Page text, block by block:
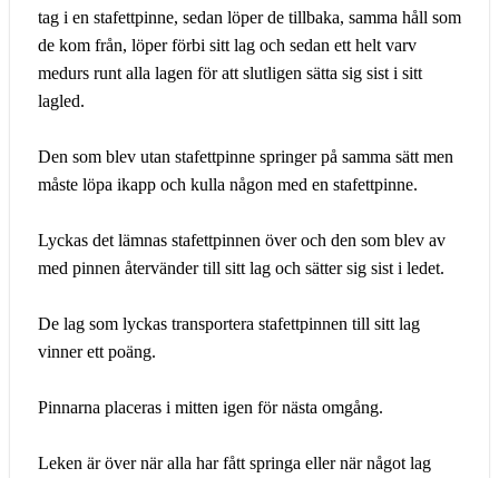
tag i en stafettpinne, sedan löper de tillbaka, samma håll som
de kom från, löper förbi sitt lag och sedan ett helt varv
medurs runt alla lagen för att slutligen sätta sig sist i sitt
lagled.
Den som blev utan stafettpinne springer på samma sätt men
måste löpa ikapp och kulla någon med en stafettpinne.
Lyckas det lämnas stafettpinnen över och den som blev av
med pinnen återvänder till sitt lag och sätter sig sist i ledet.
De lag som lyckas transportera stafettpinnen till sitt lag
vinner ett poäng.
Pinnarna placeras i mitten igen för nästa omgång.
Leken är över när alla har fått springa eller när något lag